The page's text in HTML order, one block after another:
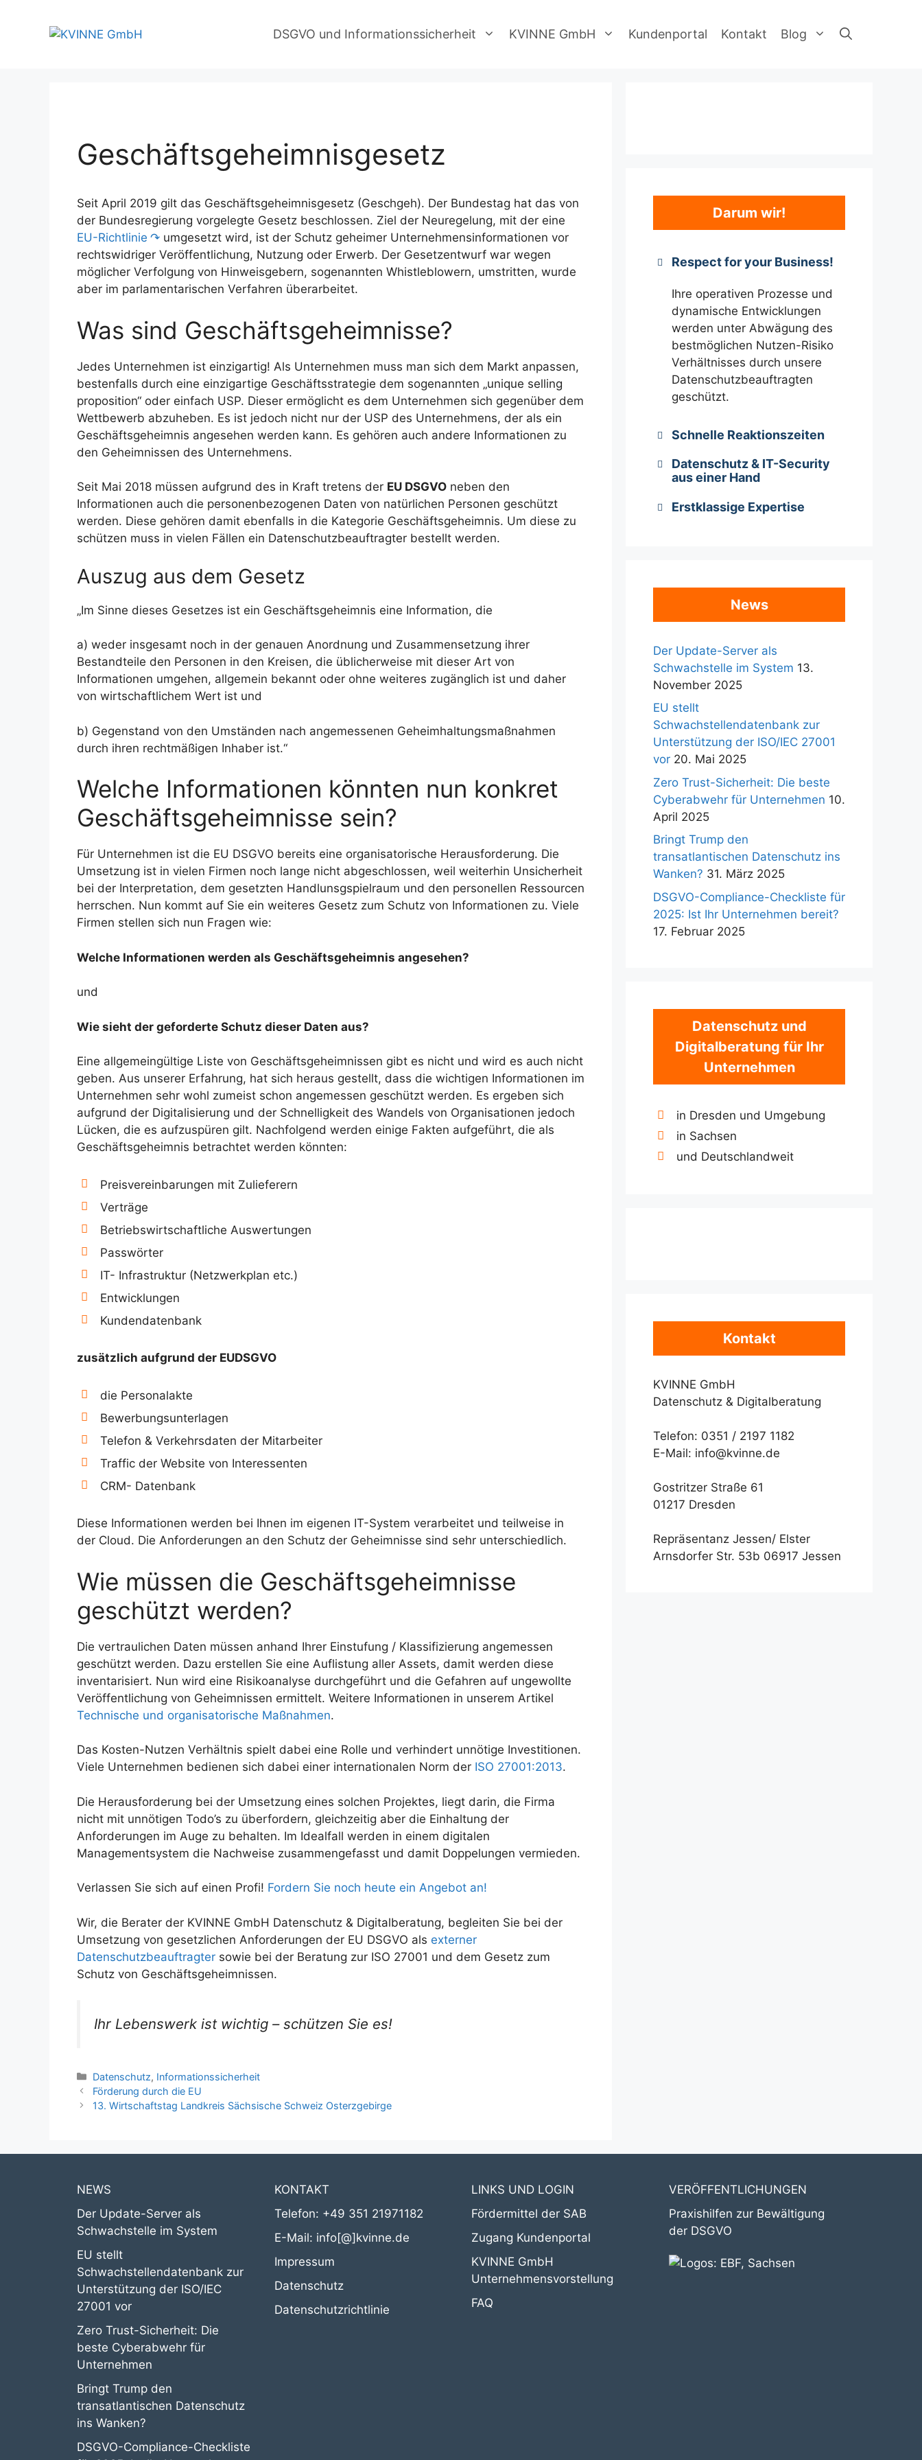
DSGVO und Informationssicherheit KVINNE GmbH Kundenportal Kontakt Blog
Geschäftsgeheimnisgesetz
Seit April 2019 gilt das Geschäftsgeheimnisgesetz (Geschgeh). Der Bundestag hat das von
der Bundesregierung vorgelegte Gesetz beschlossen. Ziel der Neuregelung, mit der eine
EU-Richtlinie
umgesetzt wird, ist der Schutz geheimer Unternehmensinformationen vor
rechtswidriger Veröffentlichung, Nutzung oder Erwerb. Der Gesetzentwurf war wegen
möglicher Verfolgung von Hinweisgebern, sogenannten Whistleblowern, umstritten, wurde
aber im parlamentarischen Verfahren überarbeitet.
Was sind Geschäftsgeheimnisse?
Jedes Unternehmen ist einzigartig! Als Unternehmen muss man sich dem Markt anpassen,
bestenfalls durch eine einzigartige Geschäftsstrategie dem sogenannten „unique selling
proposition“ oder einfach USP. Dieser ermöglicht es dem Unternehmen sich gegenüber dem
Wettbewerb abzuheben. Es ist jedoch nicht nur der USP des Unternehmens, der als ein
Geschäftsgeheimnis angesehen werden kann. Es gehören auch andere Informationen zu
den Geheimnissen des Unternehmens.
Seit Mai 2018 müssen aufgrund des in Kraft tretens der EU DSGVO neben den
Informationen auch die personenbezogenen Daten von natürlichen Personen geschützt
werden. Diese gehören damit ebenfalls in die Kategorie Geschäftsgeheimnis. Um diese zu
schützen muss in vielen Fällen ein Datenschutzbeauftragter bestellt werden.
Auszug aus dem Gesetz
„Im Sinne dieses Gesetzes ist ein Geschäftsgeheimnis eine Information, die
a) weder insgesamt noch in der genauen Anordnung und Zusammensetzung ihrer
Bestandteile den Personen in den Kreisen, die üblicherweise mit dieser Art von
Informationen umgehen, allgemein bekannt oder ohne weiteres zugänglich ist und daher
von wirtschaftlichem Wert ist und
b) Gegenstand von den Umständen nach angemessenen Geheimhaltungsmaßnahmen
durch ihren rechtmäßigen Inhaber ist.“
Welche Informationen könnten nun konkret
Geschäftsgeheimnisse sein?
Für Unternehmen ist die EU DSGVO bereits eine organisatorische Herausforderung. Die
Umsetzung ist in vielen Firmen noch lange nicht abgeschlossen, weil weiterhin Unsicherheit
bei der Interpretation, dem gesetzten Handlunsgspielraum und den personellen Ressourcen
herrschen. Nun kommt auf Sie ein weiteres Gesetz zum Schutz von Informationen zu. Viele
Firmen stellen sich nun Fragen wie:
Welche Informationen werden als Geschäftsgeheimnis angesehen?
und
Wie sieht der geforderte Schutz dieser Daten aus?
Eine allgemeingültige Liste von Geschäftsgeheimnissen gibt es nicht und wird es auch nicht
geben. Aus unserer Erfahrung, hat sich heraus gestellt, dass die wichtigen Informationen im
Unternehmen sehr wohl zumeist schon angemessen geschützt werden. Es ergeben sich
aufgrund der Digitalisierung und der Schnelligkeit des Wandels von Organisationen jedoch
Lücken, die es aufzuspüren gilt. Nachfolgend werden einige Fakten aufgeführt, die als
Geschäftsgeheimnis betrachtet werden könnten:
Preisvereinbarungen mit Zulieferern
Verträge
Betriebswirtschaftliche Auswertungen
Passwörter
IT- Infrastruktur (Netzwerkplan etc.)
Entwicklungen
Kundendatenbank
zusätzlich aufgrund der EUDSGVO
die Personalakte
Bewerbungsunterlagen
Telefon & Verkehrsdaten der Mitarbeiter
Traffic der Website von Interessenten
CRM- Datenbank
Diese Informationen werden bei Ihnen im eigenen IT-System verarbeitet und teilweise in
der Cloud. Die Anforderungen an den Schutz der Geheimnisse sind sehr unterschiedlich.
Wie müssen die Geschäftsgeheimnisse
geschützt werden?
Die vertraulichen Daten müssen anhand Ihrer Einstufung / Klassifizierung angemessen
geschützt werden. Dazu erstellen Sie eine Auflistung aller Assets, damit werden diese
inventarisiert. Nun wird eine Risikoanalyse durchgeführt und die Gefahren auf ungewollte
Veröffentlichung von Geheimnissen ermittelt. Weitere Informationen in unserem Artikel
Technische und organisatorische Maßnahmen.
Das Kosten-Nutzen Verhältnis spielt dabei eine Rolle und verhindert unnötige Investitionen.
Viele Unternehmen bedienen sich dabei einer internationalen Norm der ISO 27001:2013.
Die Herausforderung bei der Umsetzung eines solchen Projektes, liegt darin, die Firma
nicht mit unnötigen Todo’s zu überfordern, gleichzeitig aber die Einhaltung der
Anforderungen im Auge zu behalten. Im Idealfall werden in einem digitalen
Managementsystem die Nachweise zusammengefasst und damit Doppelungen vermieden.
Verlassen Sie sich auf einen Profi! Fordern Sie noch heute ein Angebot an!
Wir, die Berater der KVINNE GmbH Datenschutz & Digitalberatung, begleiten Sie bei der
Umsetzung von gesetzlichen Anforderungen der EU DSGVO als externer
Datenschutzbeauftragter sowie bei der Beratung zur ISO 27001 und dem Gesetz zum
Schutz von Geschäftsgeheimnissen.
Ihr Lebenswerk ist wichtig – schützen Sie es!
Kategorien
Datenschutz, Informationssicherheit
Förderung durch die EU
13. Wirtschaftstag Landkreis Sächsische Schweiz Osterzgebirge
Darum wir!
Respect for your Business!
Ihre operativen Prozesse und
dynamische Entwicklungen
werden unter Abwägung des
bestmöglichen Nutzen-Risiko
Verhältnisses durch unsere
Datenschutzbeauftragten
geschützt.
Schnelle Reaktionszeiten
Datenschutz & IT-Security
aus einer Hand
Erstklassige Expertise
News
Der Update-Server als
Schwachstelle im System 13.
November 2025
EU stellt
Schwachstellendatenbank zur
Unterstützung der ISO/IEC 27001
vor 20. Mai 2025
Zero Trust-Sicherheit: Die beste
Cyberabwehr für Unternehmen 10.
April 2025
Bringt Trump den
transatlantischen Datenschutz ins
Wanken? 31. März 2025
DSGVO-Compliance-Checkliste für
2025: Ist Ihr Unternehmen bereit?
17. Februar 2025
Datenschutz und
Digitalberatung für Ihr
Unternehmen
in Dresden und Umgebung
in Sachsen
und Deutschlandweit
Kontakt
KVINNE GmbH
Datenschutz & Digitalberatung
Telefon: 0351 / 2197 1182
E-Mail: info@kvinne.de
Gostritzer Straße 61
01217 Dresden
Repräsentanz Jessen/ Elster
Arnsdorfer Str. 53b 06917 Jessen
NEWS
Der Update-Server als
Schwachstelle im System
EU stellt
Schwachstellendatenbank zur
Unterstützung der ISO/IEC
27001 vor
Zero Trust-Sicherheit: Die
beste Cyberabwehr für
Unternehmen
Bringt Trump den
transatlantischen Datenschutz
ins Wanken?
DSGVO-Compliance-Checkliste
KONTAKT
Telefon: +49 351 21971182
E-Mail: info[@]kvinne.de
Impressum
Datenschutz
Datenschutzrichtlinie
LINKS UND LOGIN
Fördermittel der SAB
Zugang Kundenportal
KVINNE GmbH
Unternehmensvorstellung
FAQ
VERÖFFENTLICHUNGEN
Praxishilfen zur Bewältigung
der DSGVO